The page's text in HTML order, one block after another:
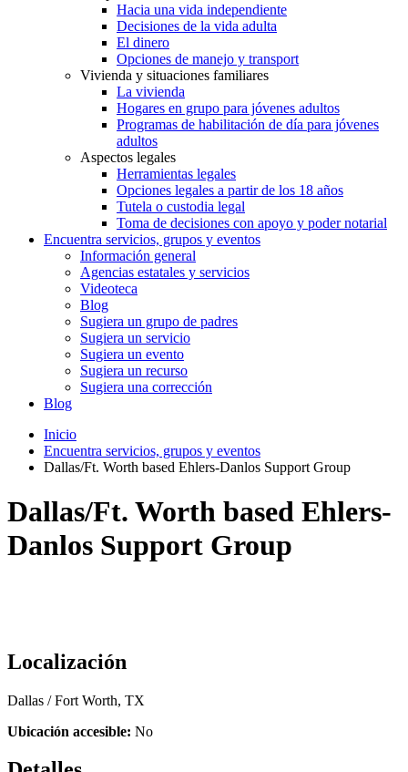
Hacia una vida independiente
Decisiones de la vida adulta
El dinero
Opciones de manejo y transport
Vivienda y situaciones familiares
La vivienda
Hogares en grupo para jóvenes adultos
Programas de habilitación de día para jóvenes
adultos
Aspectos legales
Herramientas legales
Opciones legales a partir de los 18 años
Tutela o custodia legal
Toma de decisiones con apoyo y poder notarial
Encuentra servicios, grupos y eventos
Información general
Agencias estatales y servicios
Videoteca
Blog
Sugiera un grupo de padres
Sugiera un servicio
Sugiera un evento
Sugiera un recurso
Sugiera una corrección
Blog
Inicio
Encuentra servicios, grupos y eventos
Dallas/Ft. Worth based Ehlers-Danlos Support Group
Dallas/Ft. Worth based Ehlers-
Danlos Support Group
Localización
Dallas / Fort Worth, TX
Ubicación accesible: No